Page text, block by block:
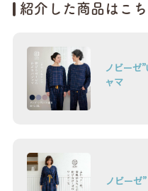
紹介した商品はこち
ノビーゼ
ャマ
ノビーゼ